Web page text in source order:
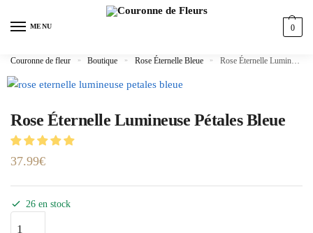
MENU 0
Couronne de fleur » Boutique » Rose Éternelle Bleue » Rose Éternelle Lumineuse Pétales Bleue
Rose Éternelle Lumineuse Pétales Bleue
37.99€
26 en stock